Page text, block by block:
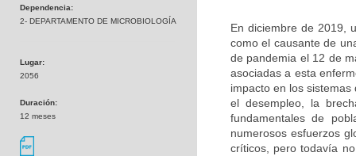
Dependencia:
2- DEPARTAMENTO DE MICROBIOLOGÍA
Lugar:
2056
Duración:
12 meses
En diciembre de 2019,
como el causante de
de pandemia el 12 de
asociadas a esta
impacto en los
el desempleo, la
fundamentales de
numerosos esfuerzos
críticos, pero todavía